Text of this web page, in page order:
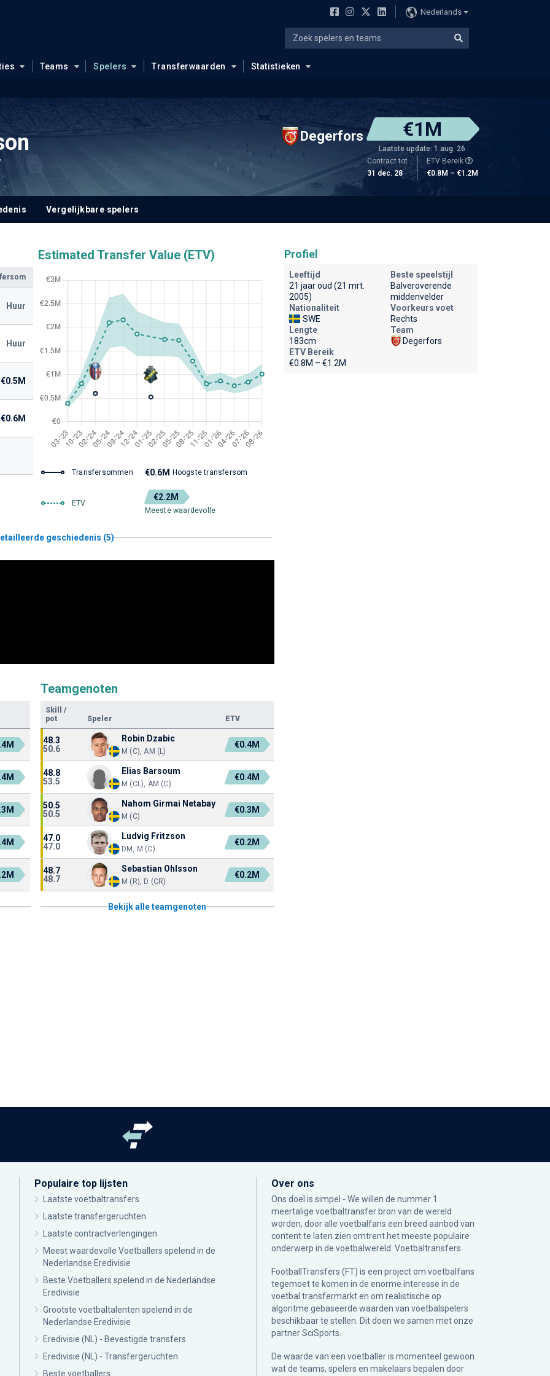
Nederlands
Teams Spelers Transferwaarden Statistieken
Degerfors €1M
Laatste update: 1 aug. 26
Contract tot
31 dec. 28
ETV Bereik
€0.8M – €1.2M
Vergelijkbare spelers
Huur
Huur
€0.5M
€0.6M
Estimated Transfer Value (ETV)
Transfersommen €0.6M Hoogste transfersom
ETV
€2.2M
Meeste waardevolle
geschiedenis (5)
Teamgenoten
Skill
/
pot
Speler ETV
48.3
50.6
Robin Dzabic
M (C), AM (L)
€0.4M
48.8
53.5
Elias Barsoum
M (CL), AM (C)
€0.4M
50.5
50.5
Nahom Girmai Netabay
M (C)
€0.3M
47.0
47.0
Ludvig Fritzson
DM, M (C)
€0.2M
48.7
48.7
Sebastian Ohlsson
M (R), D (CR)
€0.2M
Bekijk alle teamgenoten
Profiel
Leeftijd
21 jaar oud (21 mrt.
2005)
Beste speelstijl
Balveroverende
middenvelder
Nationaliteit
SWE
Voorkeurs voet
Rechts
Lengte
183cm
Team
Degerfors
ETV Bereik
€0.8M – €1.2M
Populaire top lijsten
Laatste voetbaltransfers
Laatste transfergeruchten
Laatste contractverlengingen
Meest waardevolle Voetballers spelend in de
Nederlandse Eredivisie
Beste Voetballers spelend in de Nederlandse
Eredivisie
Grootste voetbaltalenten spelend in de
Nederlandse Eredivisie
Eredivisie (NL) - Bevestigde transfers
Eredivisie (NL) - Transfergeruchten
Beste voetballers
Over ons
Ons doel is simpel - We willen de nummer 1
meertalige voetbaltransfer bron van de wereld
worden, door alle voetbalfans een breed aanbod van
content te laten zien omtrent het meeste populaire
onderwerp in de voetbalwereld: Voetbaltransfers.
FootballTransfers (FT) is een project om voetbalfans
tegemoet te komen in de enorme interesse in de
voetbal transfermarkt en om realistische op
algoritme gebaseerde waarden van voetbalspelers
beschikbaar te stellen. Dit doen we samen met onze
partnerSciSports
De waarde van een voetballer is momenteel gewoon
wat de teams, spelers en makelaars bepalen door